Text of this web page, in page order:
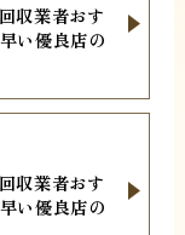
収業者おす
い優良店の
収業者おす
い優良店の